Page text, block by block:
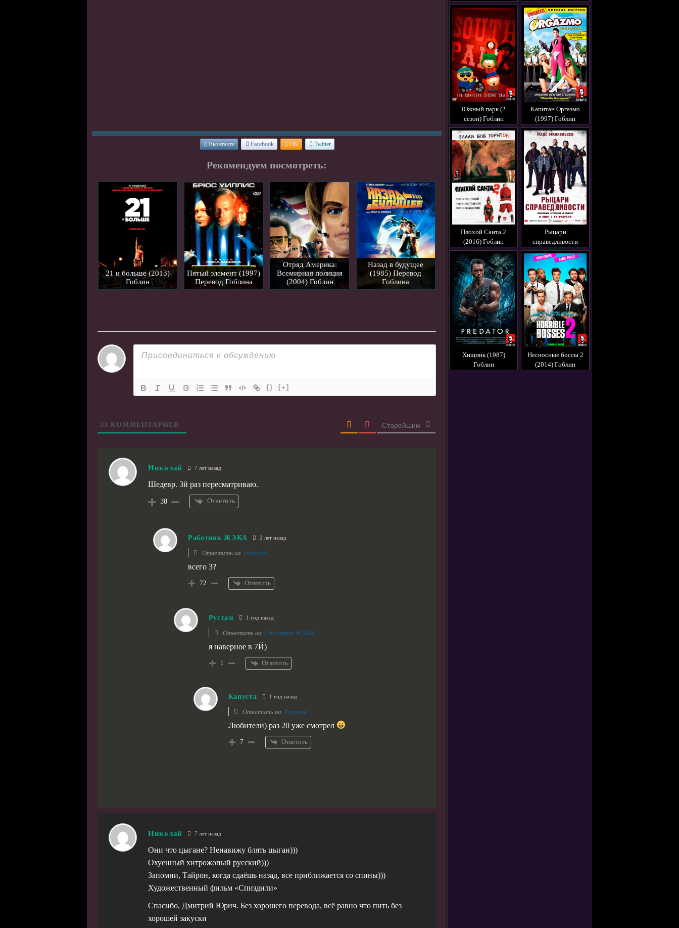
(2004) Гоблин
(1991) Гоблин
Южный парк (2
сезон) Гоблин
Капитан Оргазмо
(1997) Гоблин
Плохой Санта 2
(2016) Гоблин
Рыцари
справедливости
(2020) Перевод
Гоблина
Хищник (1987)
Гоблин
Несносные боссы 2
(2014) Гоблин
Вконтакте Facebook OK Twitter
Рекомендуем посмотреть:
21 и больше (2013)
Гоблин
Пятый элемент (1997)
Перевод Гоблина
Отряд Америка:
Всемирная полиция
(2004) Гоблин
Назад в будущее
(1985) Перевод
Гоблина
{} [+]
33 КОММЕНТАРИЕВ Старейшим
Николай 7 лет назад
Шедевр. 3й раз пересматриваю.
38 Ответить
Работник ЖЭКА 2 лет назад
Ответить на Николай
всего 3?
72 Ответить
Рустам 1 год назад
Ответить на Работник ЖЭКА
я наверное в 7Й)
1 Ответить
Капуста 1 год назад
Ответить на Рустам
Любители) раз 20 уже смотрел
7 Ответить
Николай 7 лет назад
Они что цыгане? Ненавижу блять цыган)))
Охуенный хитрожопый русский)))
Запомни, Тайрон, когда сдаёшь назад, все приближается со спины)))
Художественный фильм «Спиздили»
Спасибо, Дмитрий Юрич. Без хорошего перевода, всё равно что пить без
хорошей закуски